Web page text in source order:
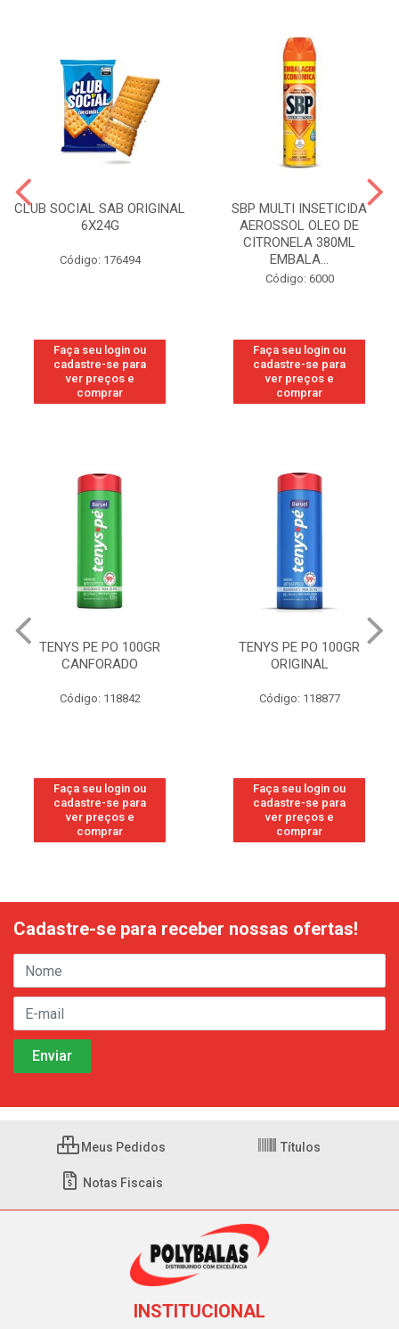
CLUB SOCIAL SAB ORIGINAL
6X24G
Código: 176494
Faça seu login ou
cadastre-se para
ver preços e
comprar
SBP MULTI INSETICIDA
AEROSSOL OLEO DE
CITRONELA 380ML
EMBALA...
Código: 6000
Faça seu login ou
cadastre-se para
ver preços e
comprar
TENYS PE PO 100GR
ORIGINAL
Código: 118877
Faça seu login ou
cadastre-se para
ver preços e
comprar
TENYS PE PO 100GR
WOMAN
Código: 219800
Faça seu login ou
cadastre-se para
ver preços e
comprar
Cadastre-se para receber nossas ofertas!
Meus Pedidos Títulos
Notas Fiscais
INSTITUCIONAL